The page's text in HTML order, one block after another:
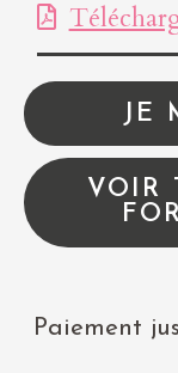
JE
VOIR
Paiement